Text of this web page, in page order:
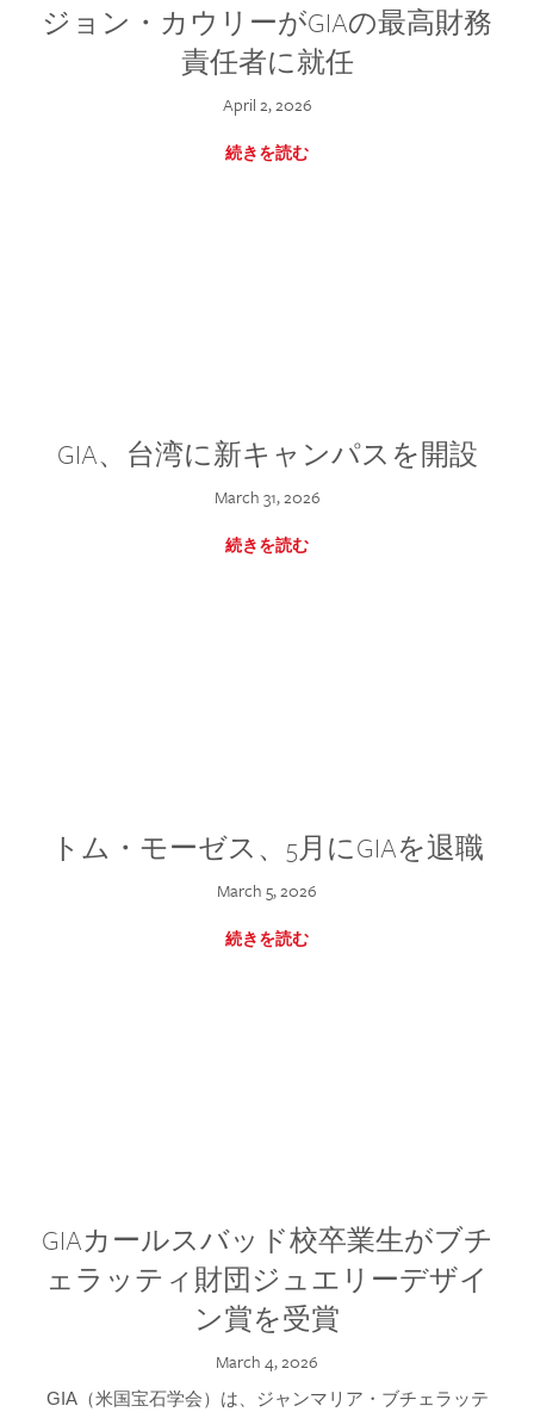
ジョン・カウリーがGIAの最高財務
責任者に就任
April 2, 2026
続きを読む
GIA、台湾に新キャンパスを開設
March 31, 2026
続きを読む
トム・モーゼス、5月にGIAを退職
March 5, 2026
続きを読む
GIAカールスバッド校卒業生がブチ
ェラッティ財団ジュエリーデザイ
ン賞を受賞
March 4, 2026
GIA（米国宝石学会）は、ジャンマリア・ブチェラッテ